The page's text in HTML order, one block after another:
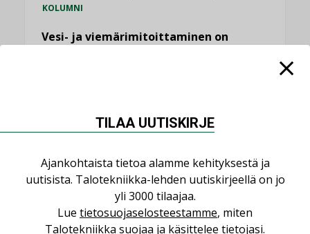
KOLUMNI
Vesi- ja viemärimitoittaminen on
NIMITYKSET
TILAA UUTISKIRJE
Ajankohtaista tietoa alamme kehityksestä ja
uutisista. Talotekniikka-lehden uutiskirjeellä on jo
yli 3000 tilaajaa.
Lue tietosuojaselosteestamme, miten
Talotekniikka suojaa ja käsittelee tietojasi.